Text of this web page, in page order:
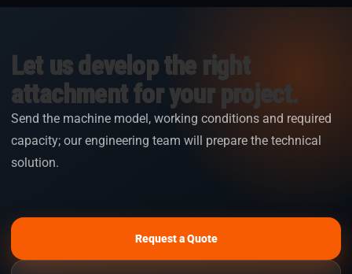
Let us develop the right
attachment for your project.
Send the machine model, working conditions and required
capacity; our engineering team will prepare the technical
solution.
Request a Quote